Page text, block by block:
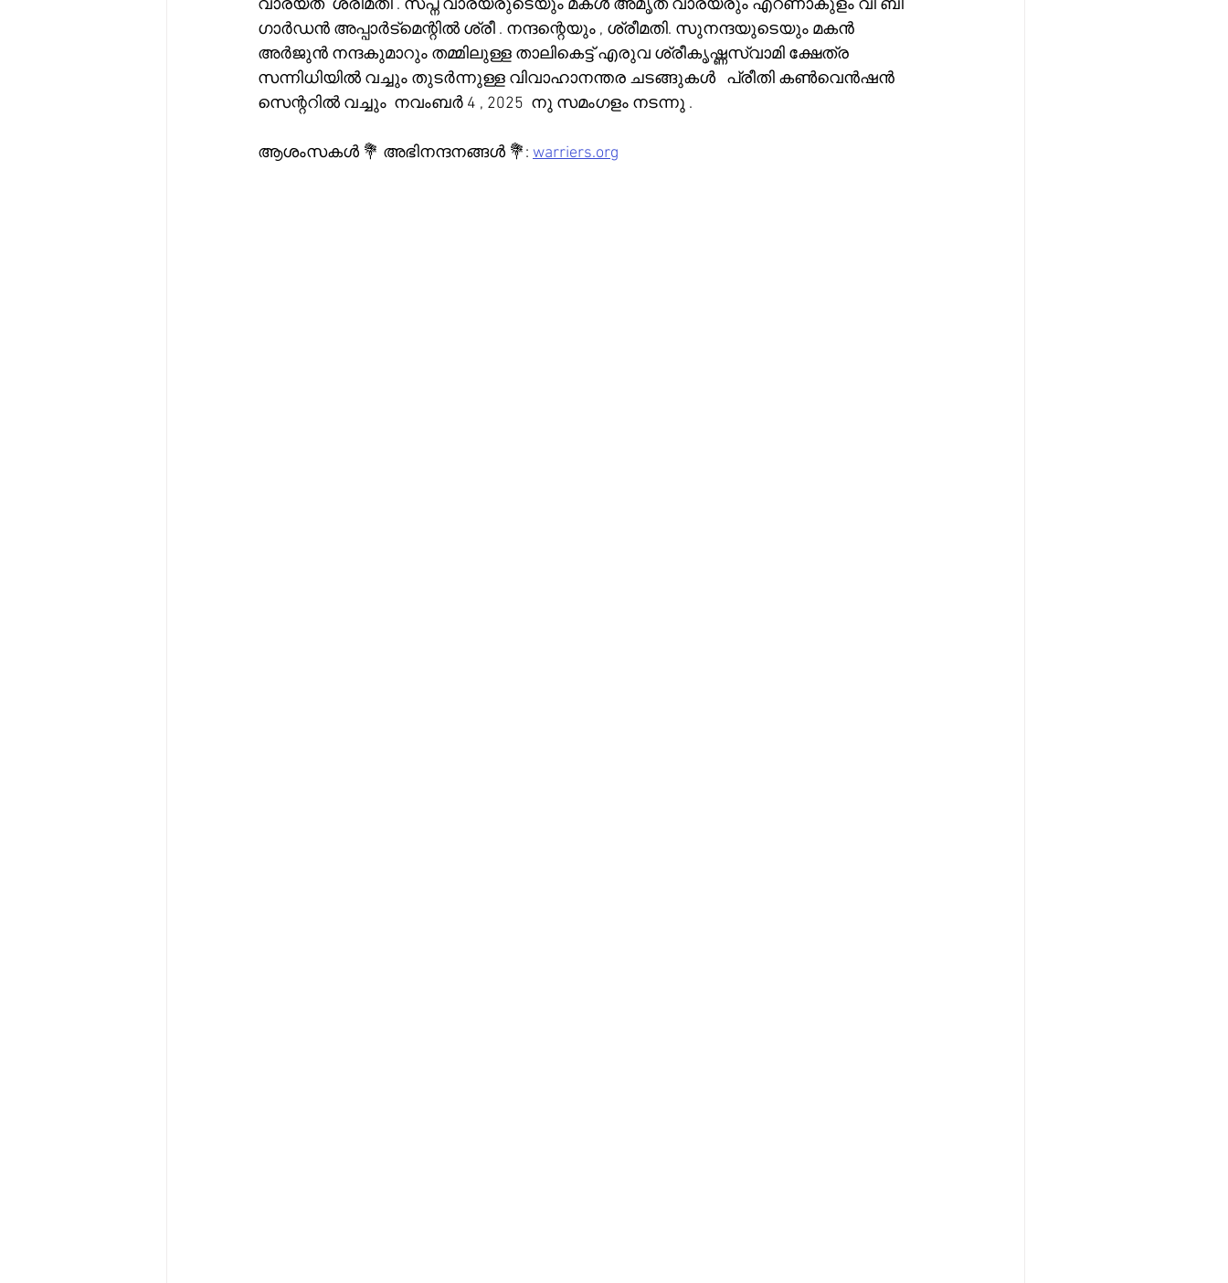
വാര്യത്  ശ്രീമതി . സപ്ന വാര്യരുടെയും മകൾ അമൃത വാര്യരും എറണാകുളം വി ബി
ഗാർഡൻ അപ്പാർട്മെന്റിൽ ശ്രീ . നന്ദന്റെയും , ശ്രീമതി. സുനന്ദയുടെയും മകൻ
അർജുൻ നന്ദകുമാറും തമ്മിലുള്ള താലികെട്ട് എരുവ ശ്രീകൃഷ്ണസ്വാമി ക്ഷേത്ര
സന്നിധിയിൽ വച്ചും തുടർന്നുള്ള വിവാഹാനന്തര ചടങ്ങുകൾ   പ്രീതി കൺവെൻഷൻ
സെന്ററിൽ വച്ചും  നവംബർ 4 , 2025  നു സമംഗളം നടന്നു .
ആശംസകൾ 💐 അഭിനന്ദനങ്ങൾ 💐: warriers.org